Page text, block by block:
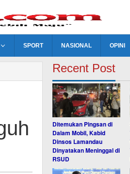
SPORT NASIONAL OPINI
Recent Post
Ditemukan Pingsan di
Dalam Mobil, Kabid
Dinsos Lamandau
Dinyatakan Meninggal di
RSUD